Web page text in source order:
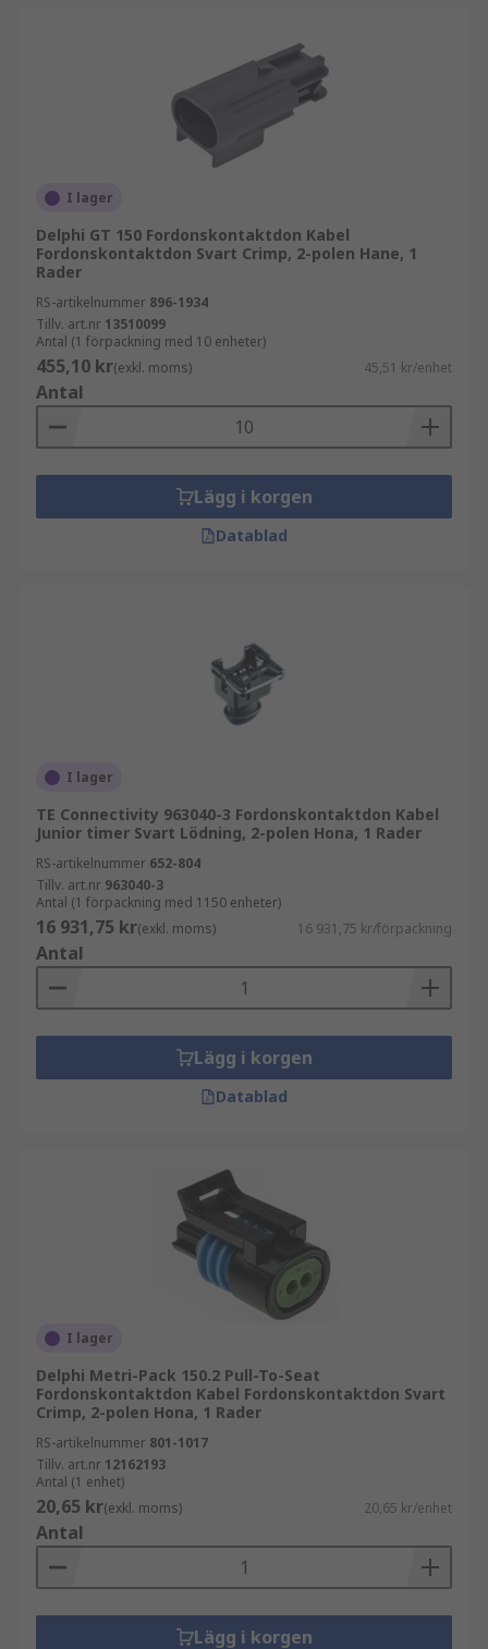
I lager
Delphi GT 150 Fordonskontaktdon Kabel
Fordonskontaktdon Svart Crimp, 2-polen Hane, 1
Rader
RS-artikelnummer 896-1934
Tillv. art.nr 13510099
Antal (1 förpackning med 10 enheter)
455,10 kr(exkl. moms) 45,51 kr/enhet
Antal
Lägg i korgen
Datablad
I lager
TE Connectivity 963040-3 Fordonskontaktdon Kabel
Junior timer Svart Lödning, 2-polen Hona, 1 Rader
RS-artikelnummer 652-804
Tillv. art.nr 963040-3
Antal (1 förpackning med 1150 enheter)
16 931,75 kr(exkl. moms) 16 931,75 kr/förpackning
Antal
Lägg i korgen
Datablad
I lager
Delphi Metri-Pack 150.2 Pull-To-Seat
Fordonskontaktdon Kabel Fordonskontaktdon Svart
Crimp, 2-polen Hona, 1 Rader
RS-artikelnummer 801-1017
Tillv. art.nr 12162193
Antal (1 enhet)
20,65 kr(exkl. moms) 20,65 kr/enhet
Antal
Lägg i korgen